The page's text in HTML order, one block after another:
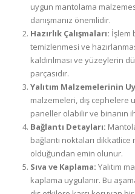
uygun mantolama
danışmanız önemlidir.
Hazırlık Çalışmaları: İşlem
temizlenmesi ve
kaldırılması ve yüzeylerin
parçasıdır.
Yalıtım Malzemelerinin
malzemeleri, dış cephelere
paneller olabilir ve binanın
Bağlantı Detayları:
bağlantı noktaları dikkatlice
olduğundan emin olunur.
Sıva ve Kaplama: Yalıtım
kaplama uygulanır. Bu